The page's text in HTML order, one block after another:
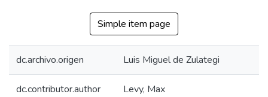
Simple item page
dc.archivo.origen Luis Miguel de Zulategi
dc.contributor.author Levy, Max